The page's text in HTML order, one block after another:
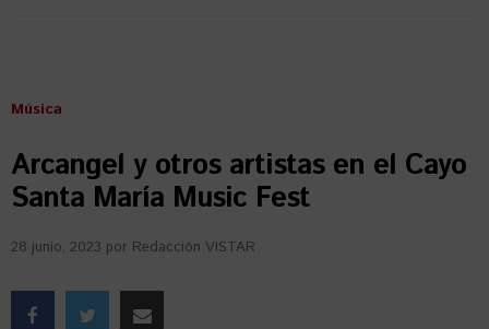
Música
Arcangel y otros artistas en el Cayo
Santa María Music Fest
28 junio, 2023 por Redacción VISTAR